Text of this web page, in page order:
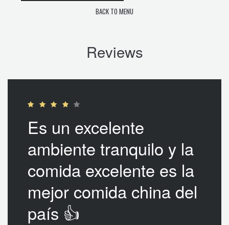
BACK TO MENU
Reviews
Es un excelente
ambiente tranquilo y la
comida excelente es la
mejor comida china del
país 👍